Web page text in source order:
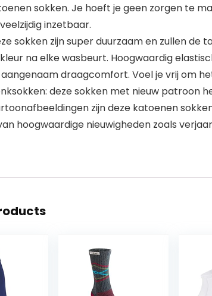
sokken. Je hoeft je geen zorgen te
inzetbaar.
sokken zijn super duurzaam en zullen
na elke wasbeurt. Hoogwaardig
draagcomfort. Voel je vrij om
deze sokken met nieuw
zijn deze katoenen
hoogwaardige nieuwigheden zoals